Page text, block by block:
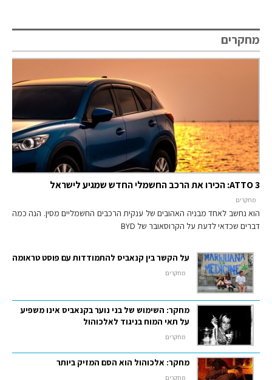
מחקרים
ATTO 3: הכירו את הרכב החשמלי החדש שמגיע לישראל
מחקרים
הוא נחשב לאחד מבניה האהובים של ענקית הרכבים החשמליים מסין. הנה כמה
דברים שכדאי לדעת על הקרוסאובר של BYD
על הקשר בין קנאביס להתמודדות עם פוסט טראומה
מחקרים
מחקר: השימוש של בני נוער בקנאביס אינו משפיע
על תאי המוח בניגוד לאלכוהול
מחקרים
מחקר: אלכוהול הוא הסם המזיק ביותר
מחקרים